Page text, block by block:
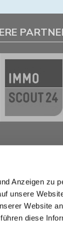
Anzeigen zu
unsere
Website
diese
wir Ihnen beim
Ihrer